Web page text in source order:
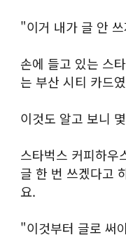
"이거 내가 글 안
손에 들고 있는 스
는 부산 시티 카드
이것도 알고 보니
스타벅스 커피하우
글 한 번 쓰겠다고
요.
"이것부터 글로 써